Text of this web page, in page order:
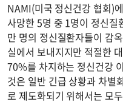
NAMI(미국 정신건강 협회)
사망한 5명 중 1명이 정신
만 명의 정신질환자들이 감
실에서 보내지지만 적절한
70%를 차지하는 정신건강
것은 일반 긴급 상황과 차별
로 제도화되기 위해서는 모